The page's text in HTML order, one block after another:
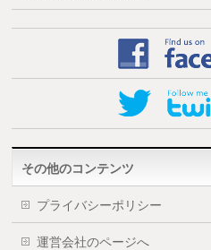
その他のコンテンツ
プライバシーポリシー
運営会社のページへ